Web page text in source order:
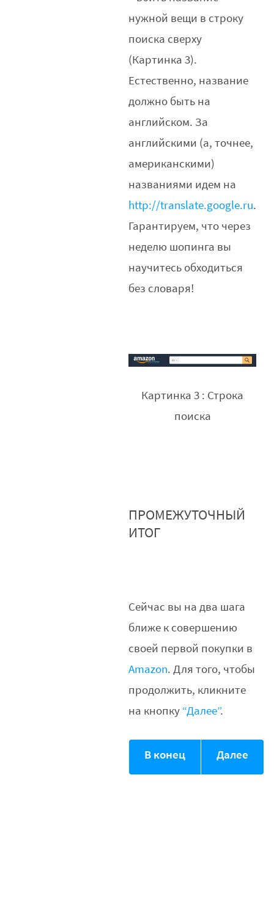
нужной вещи в строку
поиска сверху
(Картинка 3).
Естественно, название
должно быть на
английском. За
английскими (а, точнее,
американскими)
названиями идем на
http://translate.google.ru.
Гарантируем, что через
неделю шопинга вы
научитесь обходиться
без словаря!
Картинка 3 : Строка
поиска
ПРОМЕЖУТОЧНЫЙ
ИТОГ
Сейчас вы на два шага
ближе к совершению
своей первой покупки в
Amazon. Для того, чтобы
продолжить, кликните
на кнопку “Далее”.
В конец Далее